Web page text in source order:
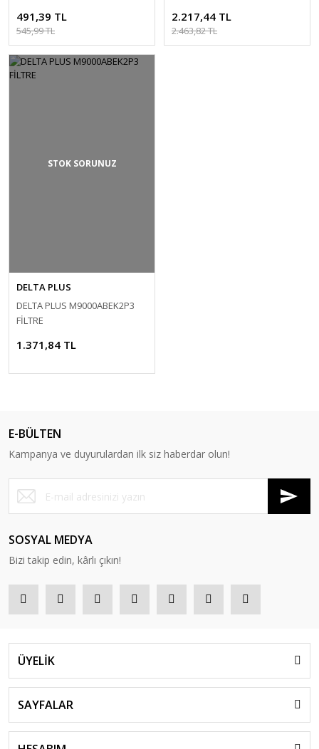
491,39 TL
545,99 TL
2.217,44 TL
2.463,82 TL
STOK SORUNUZ
DELTA PLUS
DELTA PLUS M9000ABEK2P3
FİLTRE
1.371,84 TL
E-BÜLTEN
Kampanya ve duyurulardan ilk siz haberdar olun!
SOSYAL MEDYA
Bizi takip edin, kârlı çıkın!
ÜYELİK
SAYFALAR